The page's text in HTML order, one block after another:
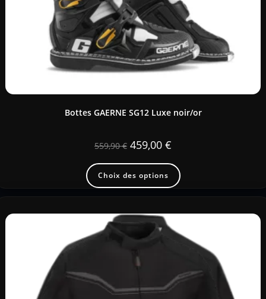
Bottes GAERNE SG12 Luxe noir/or
559,90€ 459,00 €
Choix des options